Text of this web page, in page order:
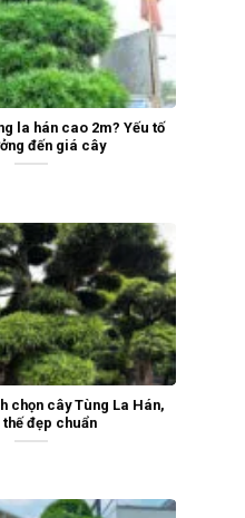
la hán cao 2m? Yếu tố
đến giá cây
chọn cây Tùng La Hán,
thế đẹp chuẩn